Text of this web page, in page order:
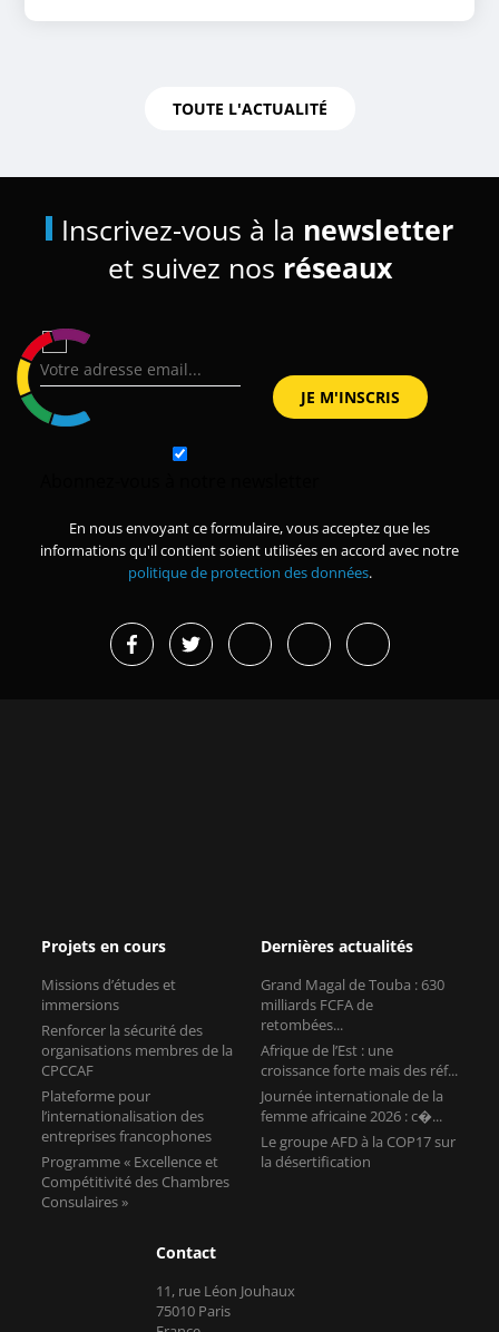
TOUTE L'ACTUALITÉ
Inscrivez-vous à la newsletter
et suivez nos réseaux
En nous envoyant ce formulaire, vous acceptez que les
informations qu'il contient soient utilisées en accord avec notre
politique de protection des données.
Projets en cours
Missions d’études et
immersions
Renforcer la sécurité des
organisations membres de la
CPCCAF
Plateforme pour
l’internationalisation des
entreprises francophones
Programme « Excellence et
Compétitivité des Chambres
Consulaires »
Dernières actualités
Grand Magal de Touba : 630
milliards FCFA de
retombées...
Afrique de l’Est : une
croissance forte mais des réf...
Journée internationale de la
femme africaine 2026 : c�...
Le groupe AFD à la COP17 sur
la désertification
Contact
11, rue Léon Jouhaux
75010 Paris